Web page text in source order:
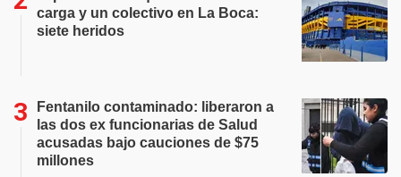
carga y un colectivo en La Boca:
siete heridos
Fentanilo contaminado: liberaron a
las dos ex funcionarias de Salud
acusadas bajo cauciones de $75
millones